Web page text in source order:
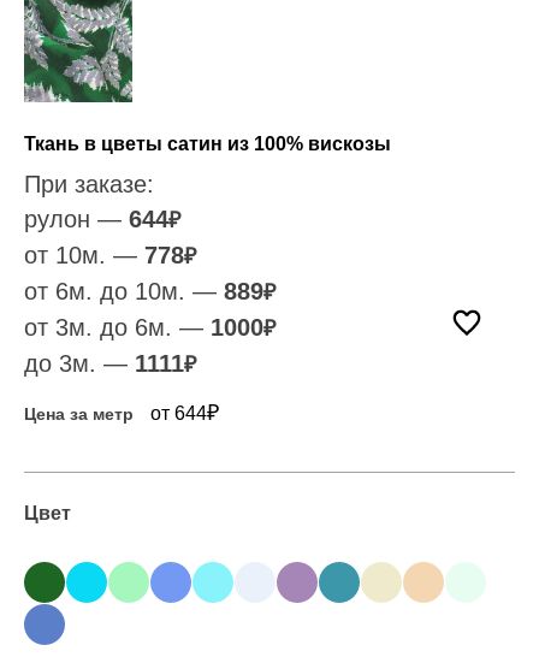
Ткань в цветы сатин из 100% вискозы
При заказе:
рулон — 644₽
от 10м. — 778₽
от 6м. до 10м. — 889₽
от 3м. до 6м. — 1000₽
до 3м. — 1111₽
Цена за метр от 644₽
Цвет